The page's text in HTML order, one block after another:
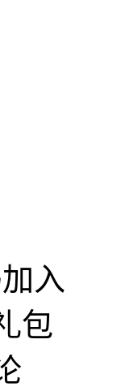
入
包